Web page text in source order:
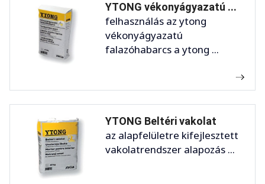
YTONG vékonyágyazatú ...
felhasználás az ytong
vékonyágyazatú
falazóhabarcs a ytong ...
YTONG Beltéri vakolat
az alapfelületre kifejlesztett
vakolatrendszer alapozás ...